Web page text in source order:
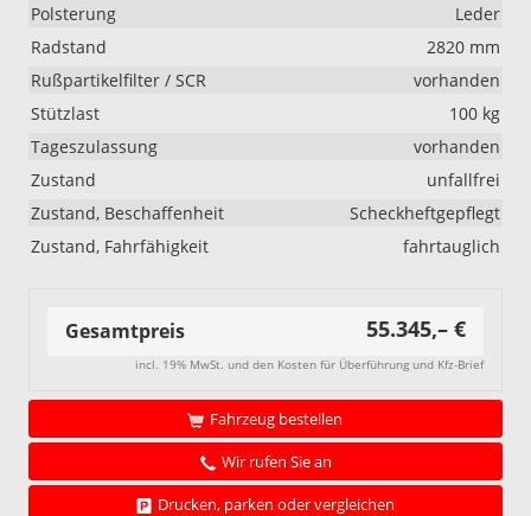
Polsterung
Leder
Radstand
2820 mm
Rußpartikelfilter / SCR
vorhanden
Stützlast
100 kg
Tageszulassung
vorhanden
Zustand
unfallfrei
Zustand, Beschaffenheit
Scheckheftgepflegt
Zustand, Fahrfähigkeit
fahrtauglich
Gesamtpreis 55.345,– €
incl. 19% MwSt. und den Kosten für Überführung und Kfz-Brief
Fahrzeug bestellen
Wir rufen Sie an
Drucken, parken oder vergleichen